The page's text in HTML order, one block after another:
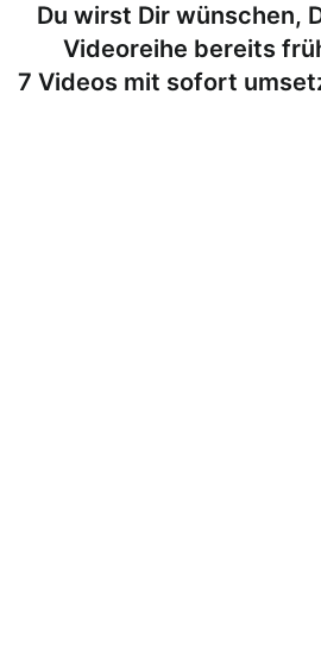
Du wirst Dir wünschen,
Videoreihe bereits
7 Videos mit sofort